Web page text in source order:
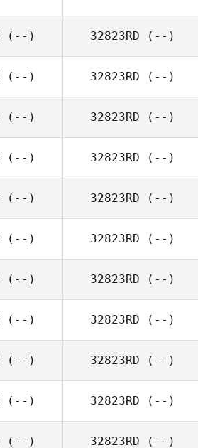
(--) 32823RD (--)
(--) 32823RD (--)
(--) 32823RD (--)
(--) 32823RD (--)
(--) 32823RD (--)
(--) 32823RD (--)
(--) 32823RD (--)
(--) 32823RD (--)
(--) 32823RD (--)
(--) 32823RD (--)
(--) 32823RD (--)